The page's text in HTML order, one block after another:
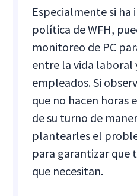
Especialmente si
política de WFH,
monitoreo de PC
entre la vida laboral
empleados. Si
que no hacen horas
de su turno de
plantearles el
para garantizar
que necesitan.